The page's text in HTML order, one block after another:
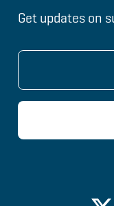
Get updates on